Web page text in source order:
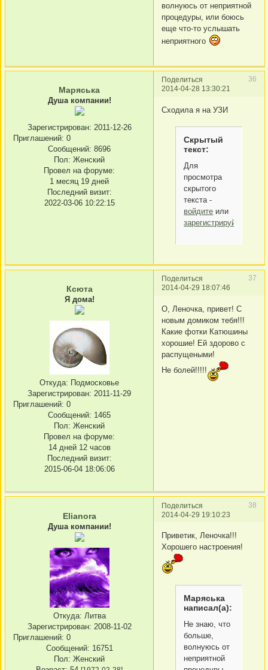
волнуюсь от неприятной
процедуры, или боюсь
еще что-то услышать
неприятного
Поделиться
36
2014-04-28 13:30:21
Маряська
Душа компании!
Зарегистрирован: 2011-12-26
Приглашений: 0
Сообщений: 8696
Пол: Женский
Провел на форуме:
1 месяц 19 дней
Последний визит:
2022-03-06 10:22:15
Сходила я на УЗИ
Скрытый
текст:
Для
просмотра
скрытого
текста -
войдите или
зарегистрируйтесь
Поделиться
37
2014-04-29 18:07:46
Ксюта
Я дома!
Откуда: Подмосковье
Зарегистрирован: 2011-11-29
Приглашений: 0
Сообщений: 1465
Пол: Женский
Провел на форуме:
14 дней 12 часов
Последний визит:
2015-06-04 18:06:06
О, Леночка, привет! С
новым домиком тебя!!!
Какие фотки Катюшины
хорошие! Ей здорово с
распущеными!
Не болей!!!!!
Поделиться
38
2014-04-29 19:10:23
Elianora
Душа компании!
Откуда: Литва
Зарегистрирован: 2008-11-02
Приглашений: 0
Сообщений: 16751
Пол: Женский
Приветик, Леночка!!!
Хорошего настроения!
Маряська
написал(а):
Не знаю, что
больше,
волнуюсь от
неприятной